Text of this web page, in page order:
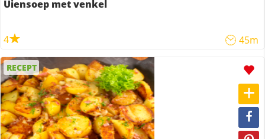
Uiensoep met venkel
4 45m
RECEPT